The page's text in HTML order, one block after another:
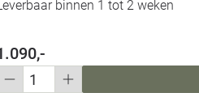
binnen 1 tot 2 weken